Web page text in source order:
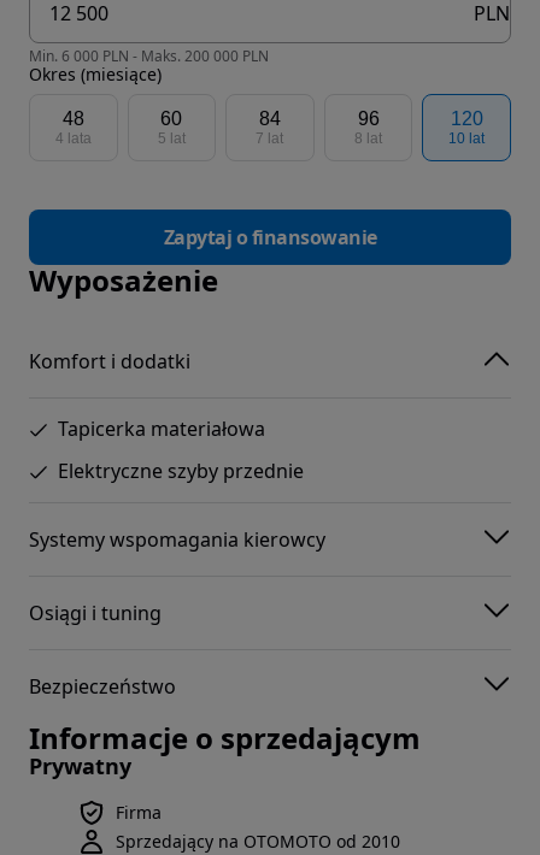
PLN
Min. 6 000 PLN - Maks. 200 000 PLN
Okres (miesiące)
48
4 lata
60
5 lat
84
7 lat
96
8 lat
120
10 lat
Zapytaj o finansowanie
Wyposażenie
Komfort i dodatki
Tapicerka materiałowa
Elektryczne szyby przednie
Systemy wspomagania kierowcy
Osiągi i tuning
Bezpieczeństwo
Informacje o sprzedającym
Prywatny
Firma
Sprzedający na OTOMOTO od 2010